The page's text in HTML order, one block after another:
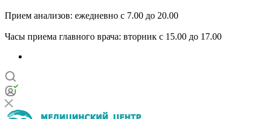
Прием анализов: ежедневно с 7.00 до 20.00
Часы приема главного врача: вторник с 15.00 до 17.00